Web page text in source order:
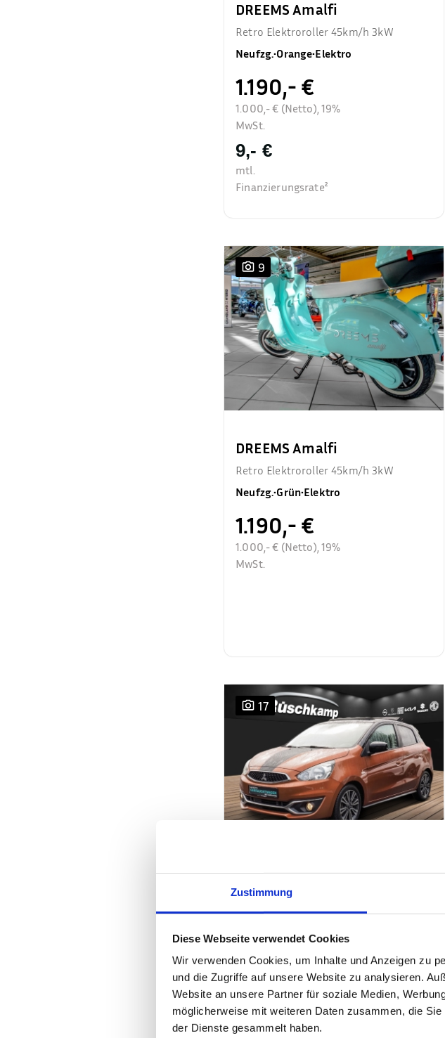
Zustimmung
Diese Webseite verwendet Cookies
Wir verwenden Cookies, um Inhalte und Anzeigen zu
und die Zugriffe auf unsere Website zu analysieren.
Website an unsere Partner für soziale Medien,
möglicherweise mit weiteren Daten zusammen, die
der Dienste gesammelt haben.
DREEMS Amalfi
Retro Elektroroller 45km/h 3kW
Neufzg.•Orange•Elektro
1.190,- €
1.000,- € (Netto), 19%
MwSt.
9,- €
mtl.
Finanzierungsrate²
9
DREEMS Amalfi
Retro Elektroroller 45km/h 3kW
Neufzg.•Grün•Elektro
1.190,- €
1.000,- € (Netto), 19%
MwSt.
17
Mitsubishi Space Star
Diamant Edition+ 1.2 elek.Faltdach SHZ
Gebrauchtfzg.
Orange
8.990,- €
MwSt. nicht ausweisbar
78,- €
mtl.